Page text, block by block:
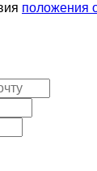
положения